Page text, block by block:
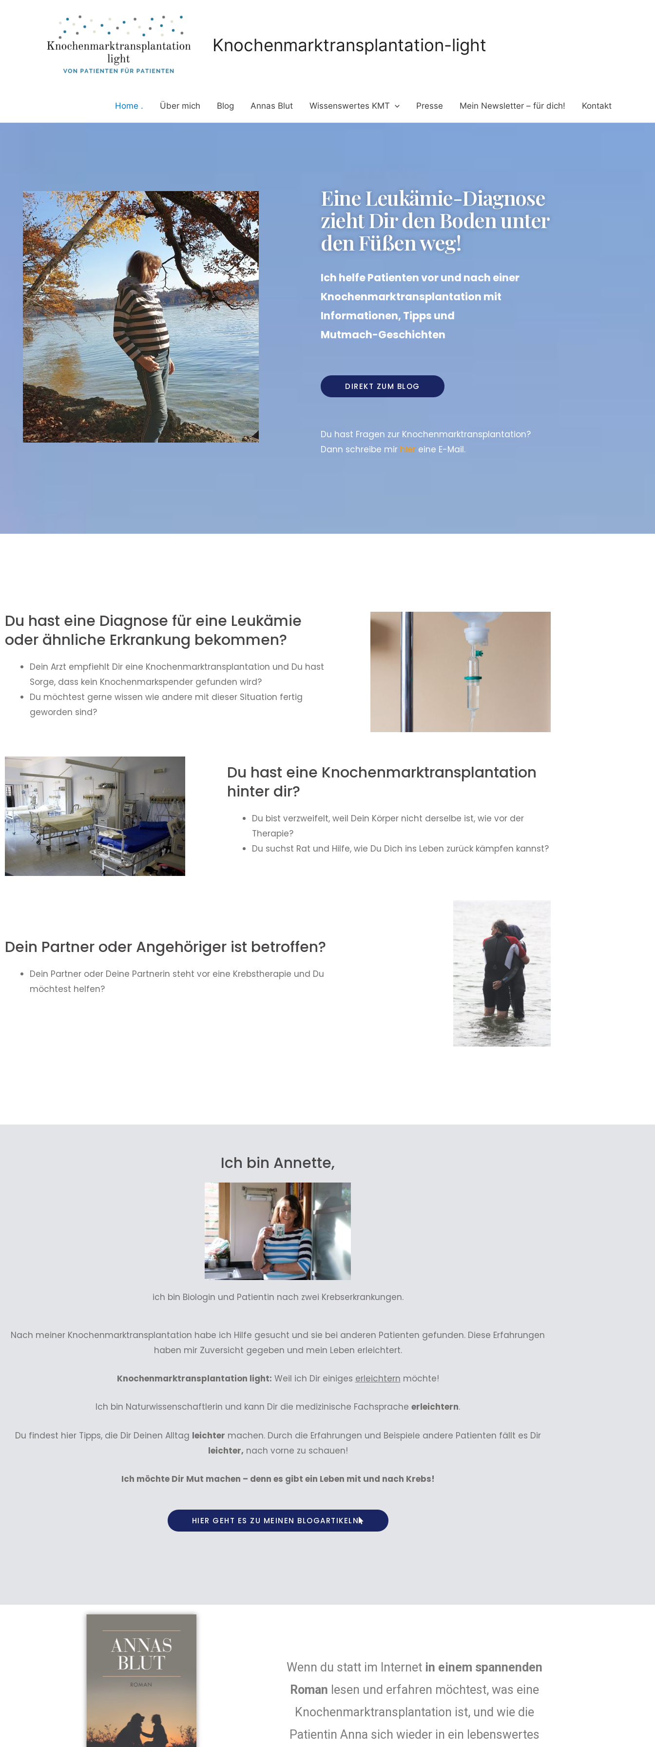
Knochenmarktransplantation-light
Home . Über mich Blog Annas Blut Wissenswertes KMT Presse Mein Newsletter – für dich! Kontakt
Eine Leukämie-Diagnose
zieht Dir den Boden unter
den Füßen weg!
Ich helfe Patienten vor und nach einer
Knochenmarktransplantation mit
Informationen, Tipps und
Mutmach-Geschichten
DIREKT ZUM BLOG
Du hast Fragen zur Knochenmarktransplantation?
Dann schreibe mir hier eine E-Mail.
Du hast eine Diagnose für eine Leukämie
oder ähnliche Erkrankung bekommen?
Dein Arzt empfiehlt Dir eine Knochenmarktransplantation und Du hast
Sorge, dass kein Knochenmarkspender gefunden wird?
Du möchtest gerne wissen wie andere mit dieser Situation fertig
geworden sind?
Du hast eine Knochenmarktransplantation
hinter dir?
Du bist verzweifelt, weil Dein Körper nicht derselbe ist, wie vor der
Therapie?
Du suchst Rat und Hilfe, wie Du Dich ins Leben zurück kämpfen kannst?
Dein Partner oder Angehöriger ist betroffen?
Dein Partner oder Deine Partnerin steht vor eine Krebstherapie und Du
möchtest helfen?
Ich bin Annette,
ich bin Biologin und Patientin nach zwei Krebserkrankungen.
Nach meiner Knochenmarktransplantation habe ich Hilfe gesucht und sie bei anderen Patienten gefunden. Diese Erfahrungen
haben mir Zuversicht gegeben und mein Leben erleichtert.
Knochenmarktransplantation light: Weil ich Dir einiges erleichtern möchte!
Ich bin Naturwissenschaftlerin und kann Dir die medizinische Fachsprache erleichtern.
Du findest hier Tipps, die Dir Deinen Alltag leichter machen. Durch die Erfahrungen und Beispiele andere Patienten fällt es Dir
leichter, nach vorne zu schauen!
Ich möchte Dir Mut machen – denn es gibt ein Leben mit und nach Krebs!
HIER GEHT ES ZU MEINEN BLOGARTIKELN
Wenn du statt im Internet in einem spannenden
Roman lesen und erfahren möchtest, was eine
Knochenmarktransplantation ist, und wie die
Patientin Anna sich wieder in ein lebenswertes